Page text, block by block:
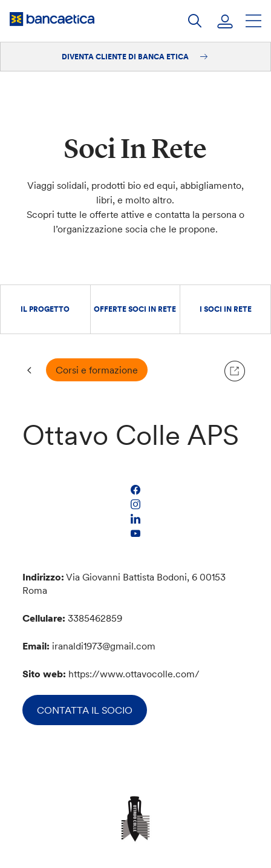
DIVENTA CLIENTE DI BANCA ETICA
Soci In Rete
Viaggi solidali, prodotti bio ed equi, abbigliamento,
libri, e molto altro.
Scopri tutte le offerte attive e contatta la persona o
l’organizzazione socia che le propone.
IL PROGETTO OFFERTE SOCI IN RETE I SOCI IN RETE
Corsi e formazione
Ottavo Colle APS
Indirizzo: Via Giovanni Battista Bodoni, 6 00153
Roma
Cellulare: 3385462859
Email: iranaldi1973@gmail.com
Sito web: https://www.ottavocolle.com/
CONTATTA IL SOCIO